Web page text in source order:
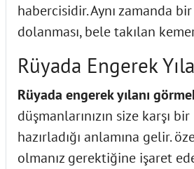
habercisidir. Aynı zamanda
dolanması, bele takılan
Rüyada Engerek
Rüyada engerek yılanı
düşmanlarınızın size karşı
hazırladığı anlamına gelir.
olmanız gerektiğine işaret